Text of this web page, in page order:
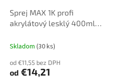
Sprej MAX 1K profi
akrylátový lesklý 400ml
Skladom (30 ks)
od €11,55 bez DPH
od €14,21